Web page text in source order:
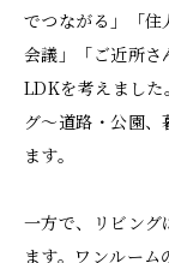
でつながる」「
会議」「ご近所さ
LDKを考えました
グ〜道路・公園
ます。
一方で、リビング
ます。ワンルーム